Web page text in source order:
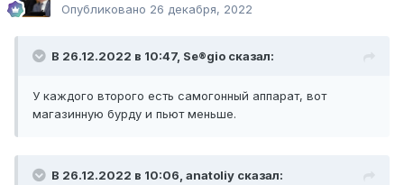
Опубликовано 26 декабря, 2022
В 26.12.2022 в 10:47, Se®gio сказал:
У каждого второго есть самогонный аппарат, вот
магазинную бурду и пьют меньше.
В 26.12.2022 в 10:06, anatoliy сказал: